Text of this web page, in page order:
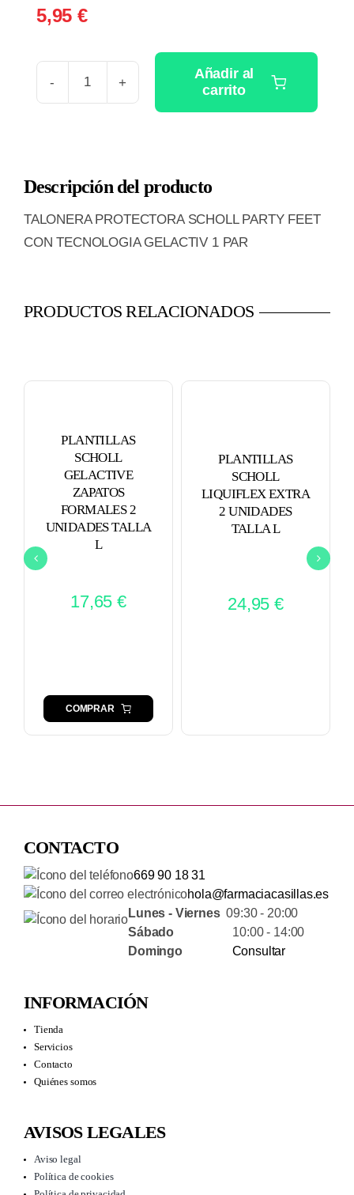
5,95 €
PROTECTORA
FEET
cantidad
Añadir al
carrito
Descripción del producto
TALONERA PROTECTORA SCHOLL PARTY FEET
CON TECNOLOGIA GELACTIV 1 PAR
PRODUCTOS RELACIONADOS
PLANTILLAS
SCHOLL
GELACTIVE
ZAPATOS
FORMALES 2
UNIDADES TALLA
L
17,65 €
COMPRAR
PLANTILLAS
SCHOLL
LIQUIFLEX EXTRA
2 UNIDADES
TALLA L
24,95 €
CONTACTO
669 90 18 31
hola@farmaciacasillas.es
Lunes - Viernes09:30 - 20:00
Sábado 10:00 - 14:00
Domingo
Consultar
INFORMACIÓN
Tienda
Servicios
Contacto
Quiénes somos
AVISOS LEGALES
Aviso legal
Política de cookies